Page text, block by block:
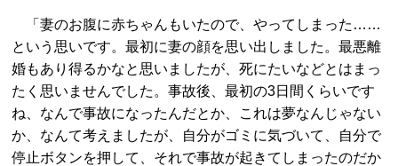
「妻のお腹に赤ちゃんもいたので、やってしまった……
という思いです。最初に妻の顔を思い出しました。最悪離
婚もあり得るかなと思いましたが、死にたいなどとはまっ
たく思いませんでした。事故後、最初の3日間くらいです
ね、なんで事故になったんだとか、これは夢なんじゃない
か、なんて考えましたが、自分がゴミに気づいて、自分で
停止ボタンを押して、それで事故が起きてしまったのだか